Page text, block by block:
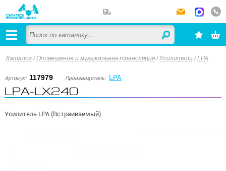
Каталог/Оповещение и музыкальная трансляция /Усилители /LPA
Артикул: 117979 Производитель: LPA
LPA-LX240
Усилитель LPA (Встраиваемый)